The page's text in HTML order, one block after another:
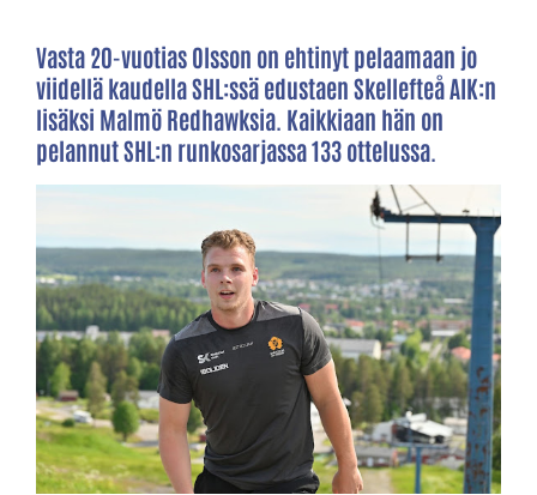
Vasta 20-vuotias Olsson on ehtinyt pelaamaan jo
viidellä kaudella SHL:ssä edustaen Skellefteå AIK:n
lisäksi Malmö Redhawksia. Kaikkiaan hän on
pelannut SHL:n runkosarjassa 133 ottelussa.